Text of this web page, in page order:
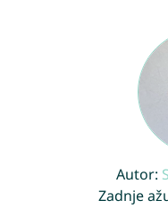
Autor:
Zadnje